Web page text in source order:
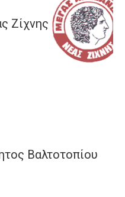
Ζίχνης
Βαλτοτοπίου